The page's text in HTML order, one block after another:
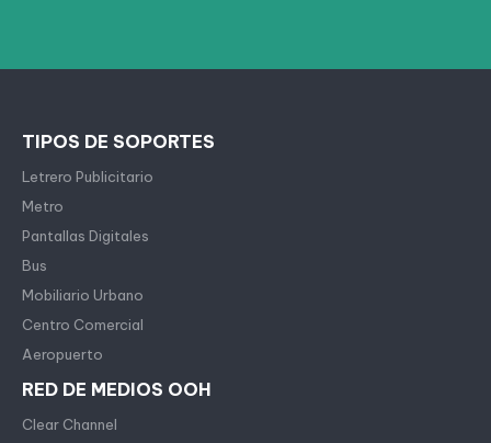
TIPOS DE SOPORTES
Letrero Publicitario
Metro
Pantallas Digitales
Bus
Mobiliario Urbano
Centro Comercial
Aeropuerto
RED DE MEDIOS OOH
Clear Channel